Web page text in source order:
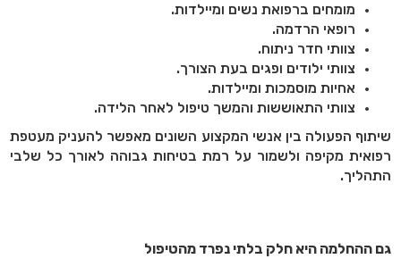
מומחים ברפואת נשים ומיילדות.
רופאי הרדמה.
צוותי חדר ניתוח.
צוותי ילודים ופגים בעת הצורך.
אחיות מוסמכות ומיילדות.
צוותי התאוששות והמשך טיפול לאחר הלידה.
שיתוף הפעולה בין אנשי המקצוע השונים מאפשר להעניק מעטפת
רפואית מקיפה ולשמור על רמת בטיחות גבוהה לאורך כל שלבי
התהליך.
גם ההחלמה היא חלק בלתי נפרד מהטיפול